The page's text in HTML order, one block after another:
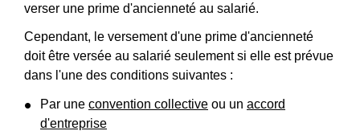
verser une prime d'ancienneté au salarié.
Cependant, le versement d'une prime d'ancienneté
doit être versée au salarié seulement si elle est prévue
dans l'une des conditions suivantes :
Par une convention collective ou un accord
d'entreprise